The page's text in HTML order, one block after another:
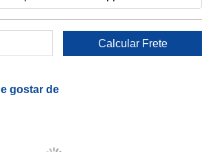
gostar de